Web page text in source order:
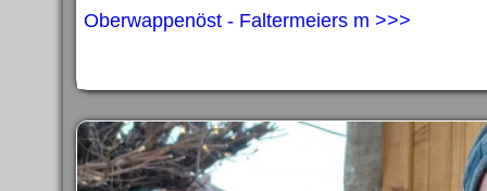
Oberwappenöst - Faltermeiers m >>>